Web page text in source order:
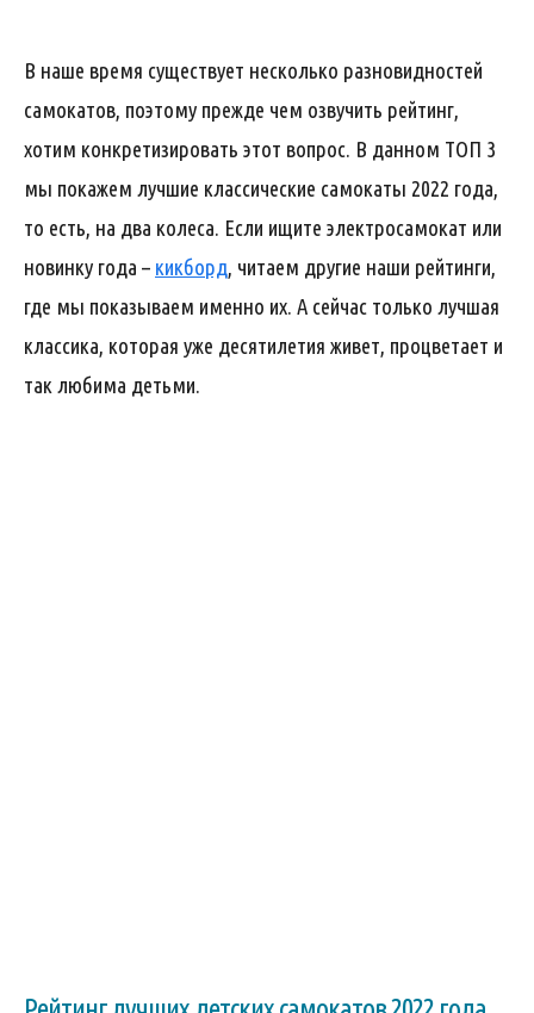
В наше время существует несколько разновидностей
самокатов, поэтому прежде чем озвучить рейтинг,
хотим конкретизировать этот вопрос. В данном ТОП 3
мы покажем лучшие классические самокаты 2022 года,
то есть, на два колеса. Если ищите электросамокат или
новинку года – кикборд, читаем другие наши рейтинги,
где мы показываем именно их. А сейчас только лучшая
классика, которая уже десятилетия живет, процветает и
так любима детьми.